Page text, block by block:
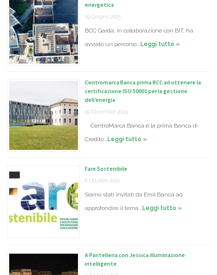
energetica
19 Giugno 2025
BCC Garda, in collaborazione con BIT, ha
avviato un percorso … Leggi tutto »
Centromarca Banca prima BCC ad ottenere la
certificazione ISO 50001 per la gestione
dell’energia
19 Dicembre 2024
CentroMarca Banca è la prima Banca di
Credito … Leggi tutto »
Fare Sostenibile
6 Ottobre 2022
Siamo stati invitati da Emil Banca ad
approfondire il tema … Leggi tutto »
A Pantelleria con Jessica illuminazione
intelligente